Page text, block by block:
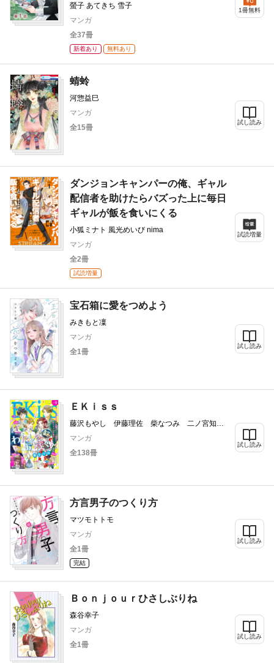
螢子 あてきち 雪子
マンガ
全37冊
新着あり 無料あり
1冊無料
蜻蛉
河惣益巳
マンガ
全15冊
試し読み
ダンジョンキャンパーの俺、ギャル
配信者を助けたらバズった上に毎日
ギャルが飯を食いにくる
小狐ミナト 風光めいび nima
マンガ
全2冊
試読増量
試読増量
宝石箱に愛をつめよう
みきもと凜
マンガ
全1冊
試し読み
ＥＫｉｓｓ
藤沢もやし 伊藤理佐 柴なつみ 二ノ宮知
子 藤あさひ 井上霞 ばったん 有賀リエ
ト KUJIRA 和田こま 渡辺あゆ 磯谷友紀
マンガ
全138冊
試し読み
方言男子のつくり方
マツモトトモ
マンガ
全1冊
完結
試し読み
Ｂｏｎｊｏｕｒひさしぶりね
森谷幸子
マンガ
全1冊
試し読み